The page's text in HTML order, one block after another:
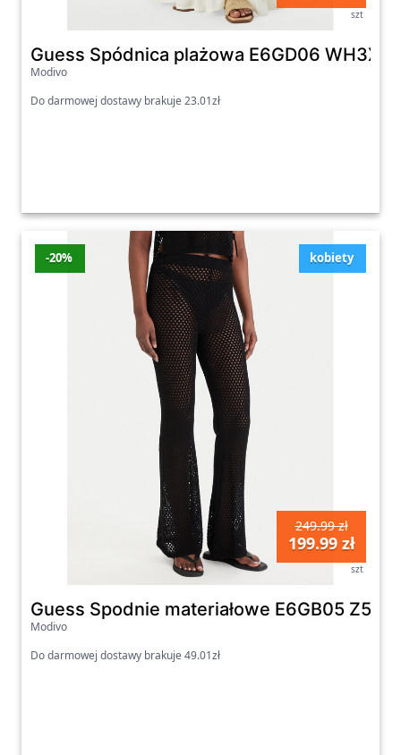
szt
Guess Spódnica plażowa E6GD06 WH3X2
Modivo
Do darmowej dostawy brakuje 23.01zł
kobiety
-20%
249.99 zł
199.99 zł
szt
Guess Spodnie materiałowe E6GB05
Modivo
Do darmowej dostawy brakuje 49.01zł